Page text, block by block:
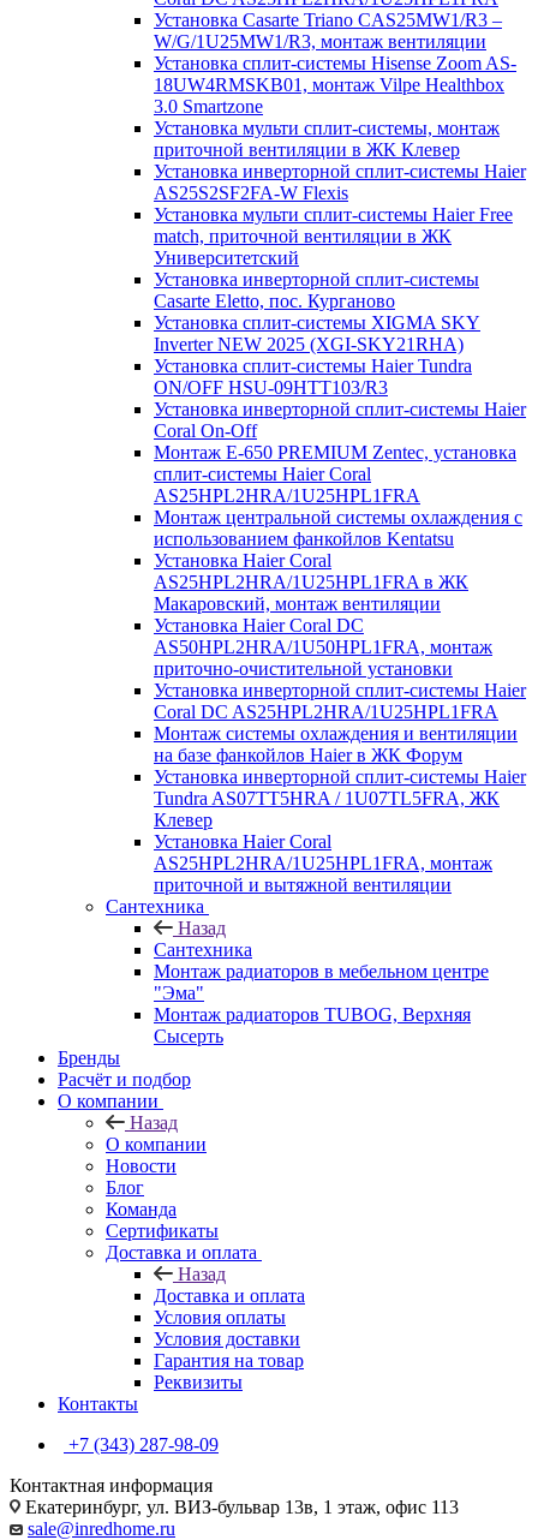
Установка Casarte Triano CAS25MW1/R3 –
W/G/1U25MW1/R3, монтаж вентиляции
Установка сплит-системы Hisense Zoom AS-
18UW4RMSKB01, монтаж Vilpe Healthbox
3.0 Smartzone
Установка мульти сплит-системы, монтаж
приточной вентиляции в ЖК Клевер
Установка инверторной сплит-системы Haier
AS25S2SF2FA-W Flexis
Установка мульти сплит-системы Haier Free
match, приточной вентиляции в ЖК
Университетский
Установка инверторной сплит-системы
Casarte Eletto, пос. Курганово
Установка сплит-системы XIGMA SKY
Inverter NEW 2025 (XGI-SKY21RHA)
Установка сплит-системы Haier Tundra
ON/OFF HSU-09HTT103/R3
Установка инверторной сплит-системы Haier
Coral On-Off
Монтаж E-650 PREMIUM Zentec, установка
сплит-системы Haier Coral
AS25HPL2HRA/1U25HPL1FRA
Монтаж центральной системы охлаждения с
использованием фанкойлов Kentatsu
Установка Haier Coral
AS25HPL2HRA/1U25HPL1FRA в ЖК
Макаровский, монтаж вентиляции
Установка Haier Coral DC
AS50HPL2HRA/1U50HPL1FRA, монтаж
приточно-очистительной установки
Установка инверторной сплит-системы Haier
Coral DC AS25HPL2HRA/1U25HPL1FRA
Монтаж системы охлаждения и вентиляции
на базе фанкойлов Haier в ЖК Форум
Установка инверторной сплит-системы Haier
Tundra AS07TT5HRA / 1U07TL5FRA, ЖК
Клевер
Установка Haier Coral
AS25HPL2HRA/1U25HPL1FRA, монтаж
приточной и вытяжной вентиляции
Сантехника
Назад
Сантехника
Монтаж радиаторов в мебельном центре
"Эма"
Монтаж радиаторов TUBOG, Верхняя
Сысерть
Бренды
Расчёт и подбор
О компании
Назад
О компании
Новости
Блог
Команда
Сертификаты
Доставка и оплата
Назад
Доставка и оплата
Условия оплаты
Условия доставки
Гарантия на товар
Реквизиты
Контакты
+7 (343) 287-98-09
Контактная информация
Екатеринбург, ул. ВИЗ-бульвар 13в, 1 этаж, офис 113
sale@inredhome.ru